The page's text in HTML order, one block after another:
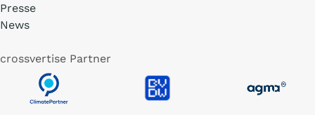
Presse
News
crossvertise Partner